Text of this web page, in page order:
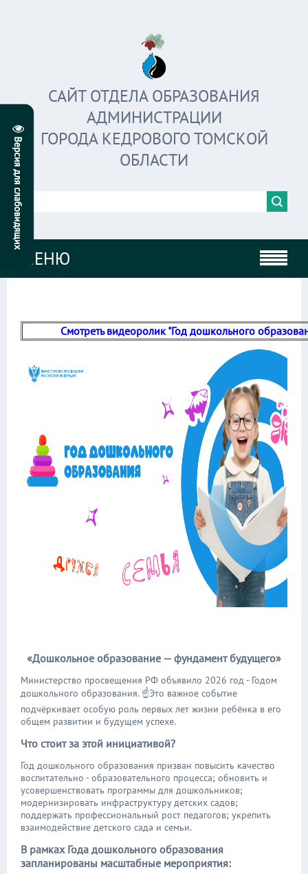
САЙТ ОТДЕЛА ОБРАЗОВАНИЯ
АДМИНИСТРАЦИИ
ГОРОДА КЕДРОВОГО ТОМСКОЙ
ОБЛАСТИ
МЕНЮ
Смотреть видеоролик "Год дошкольного
«Дошкольное образование — фундамент будущего»
Министерство просвещения РФ объявило 2026 год - Годом
дошкольного образования. ☝Это важное событие
подчёркивает особую роль первых лет жизни ребёнка в его
общем развитии и будущем успехе.
Что стоит за этой инициативой?
Год дошкольного образования призван повысить качество
воспитательно ‑ образовательного процесса; обновить и
усовершенствовать программы для дошкольников;
модернизировать инфраструктуру детских садов;
поддержать профессиональный рост педагогов; укрепить
взаимодействие детского сада и семьи.
В рамках Года дошкольного образования
запланированы масштабные мероприятия: